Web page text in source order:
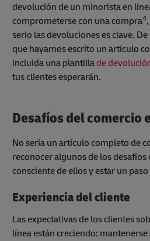
devolución de un minorista en
comprometerse con una compra4
serio las devoluciones es clave.
que hayamos escrito un artículo
incluida una plantilla de
tus clientes esperarán.
Desafíos del comercio
No sería un artículo completo de
reconocer algunos de los desafíos
consciente de ellos y estar un
Experiencia del cliente
Las expectativas de los clientes
línea están creciendo: